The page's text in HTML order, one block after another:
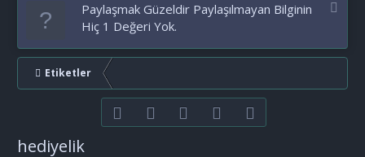
Paylaşmak Güzeldir Paylaşılmayan Bilginin
Hiç 1 Değeri Yok.
Etiketler
FacebookTwitter youtubeBize ulaşın
hediyelik